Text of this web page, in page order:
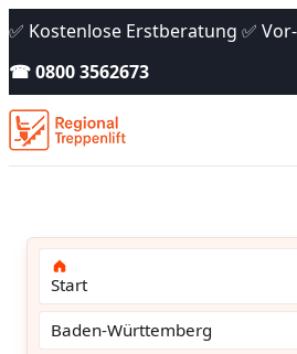
✅ Kostenlose Erstberatung ✅
☎ 0800 3562673
Start
Baden-Württemberg